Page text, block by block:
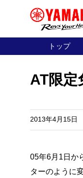
トップ
AT限定
2013年4月15日
05年6月1日か
ターのように